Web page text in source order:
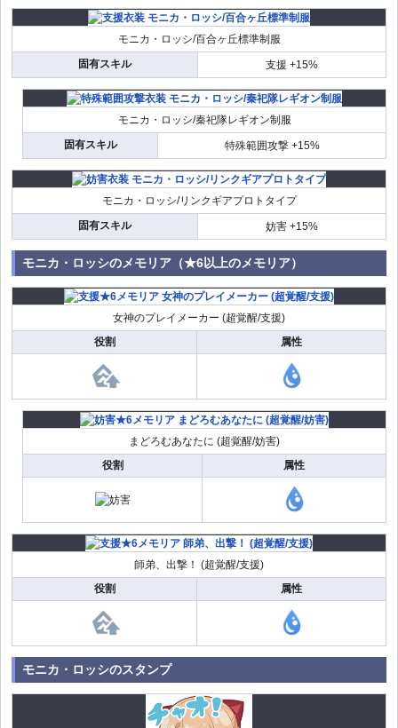
モニカ・ロッシ/百合ヶ丘標準制服
固有スキル
支援 +15%
モニカ・ロッシ/秦祀隊レギオン制服
固有スキル
特殊範囲攻撃 +15%
モニカ・ロッシ/リンクギアプロトタイプ
固有スキル
妨害 +15%
モニカ・ロッシのメモリア（★6以上のメモリア）
女神のプレイメーカー (超覚醒/支援)
役割
属性
まどろむあなたに (超覚醒/妨害)
役割
属性
師弟、出撃！ (超覚醒/支援)
役割
属性
モニカ・ロッシのスタンプ